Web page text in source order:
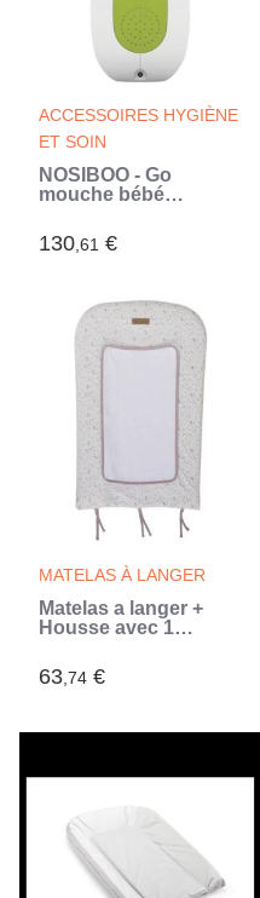
ACCESSOIRES HYGIÈNE
ET SOIN
NOSIBOO - Go
mouche bébé
(Vert)
130,61 €
MATELAS À LANGER
Matelas a langer +
Housse avec 1
- DOMIVA - LILAS
(Blanc)
63,74 €